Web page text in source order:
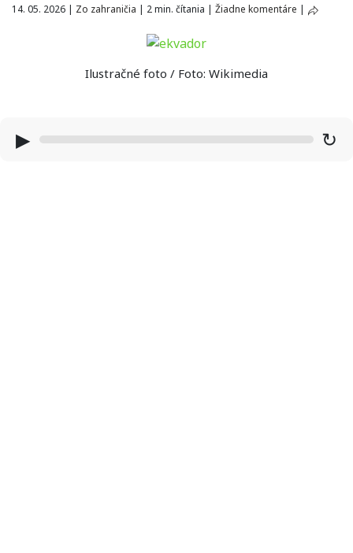
14. 05. 2026 | Zo zahraničia | 2 min. čítania | Žiadne komentáre |
Ilustračné foto / Foto: Wikimedia
▶ ↻